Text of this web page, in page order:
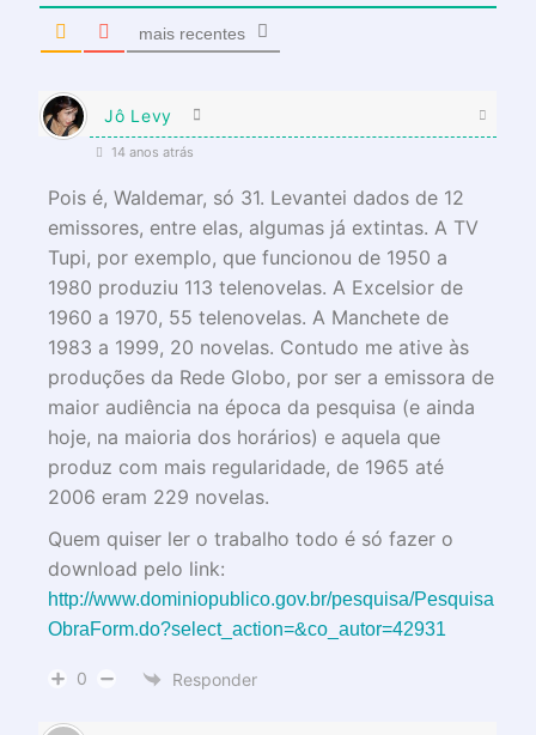
mais recentes
Jô Levy
14 anos atrás
Pois é, Waldemar, só 31. Levantei dados de 12
emissores, entre elas, algumas já extintas. A TV
Tupi, por exemplo, que funcionou de 1950 a
1980 produziu 113 telenovelas. A Excelsior de
1960 a 1970, 55 telenovelas. A Manchete de
1983 a 1999, 20 novelas. Contudo me ative às
produções da Rede Globo, por ser a emissora de
maior audiência na época da pesquisa (e ainda
hoje, na maioria dos horários) e aquela que
produz com mais regularidade, de 1965 até
2006 eram 229 novelas.
Quem quiser ler o trabalho todo é só fazer o
download pelo link:
http://www.dominiopublico.gov.br/pesquisa/Pesquisa
ObraForm.do?select_action=&co_autor=42931
0 Responder